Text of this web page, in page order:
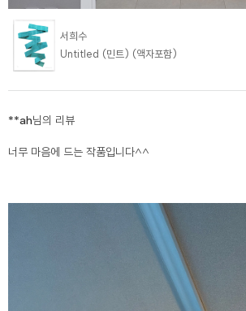
서희수
Untitled (민트) (액자포함)
**ah님의 리뷰
너무 마음에 드는 작품입니다^^